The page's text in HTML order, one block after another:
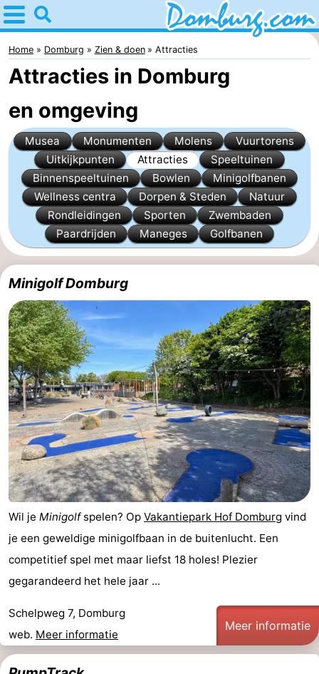
Home
Domburg
Tips
Voor
kinderen
Webcam
Webcam
Webcam
Strand
Overnachten
-
Park
Loverendale
-
Résidence
Wijngaerde
Bed
(&
breakfasts)
Campings
Hotels
Vakantiehuizen
-
Domburg
Hof
-
Zien
Home Domburg Zien & doen Attracties
Attracties in Domburg
en omgeving
Musea Monumenten Molens
Vuurtorens
Uitkijkpunten
Attracties
Speeltuinen
Binnenspeeltuinen
Bowlen
Minigolfbanen
Wellness centra
Dorpen & Steden
Natuur
Rondleidingen
Sporten
Zwembaden
Paardrijden
Maneges Golfbanen
Minigolf Domburg
Wil je Minigolfspelen? Op Vakantiepark Hof Domburg vind
je een geweldige minigolfbaan in de buitenlucht. Een
competitief spel met maar liefst 18 holes! Plezier
gegarandeerd het hele jaar ...
Schelpweg 7, Domburg
web. Meer informatie
Meer informatie